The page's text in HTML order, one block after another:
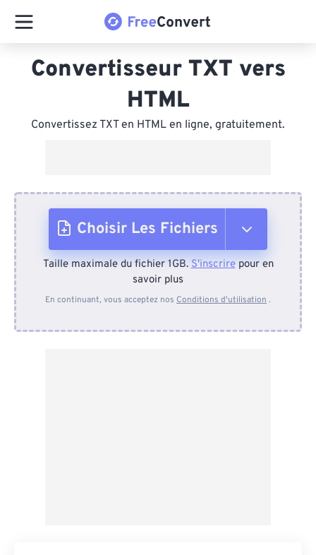
Convertisseur TXT vers
HTML
Convertissez TXT en HTML en ligne, gratuitement.
Choisir Les Fichiers
Depuis l'appareil
Taille maximale du fichier 1GB.S'inscrirepour en
savoir plus
En continuant, vous acceptez nos Conditions d'utilisation .